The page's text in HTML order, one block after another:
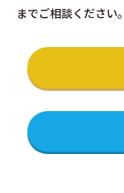
までご相談ください。